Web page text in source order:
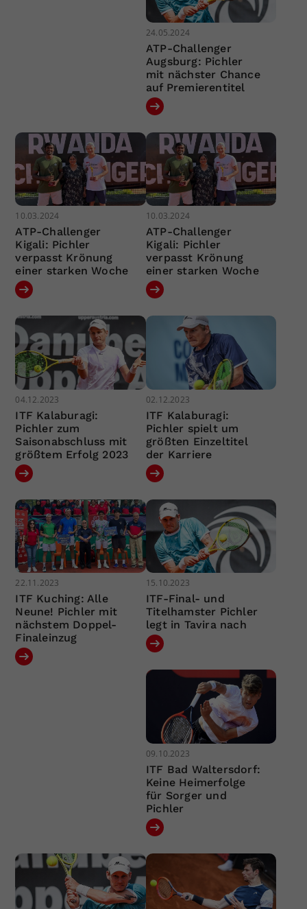
24.05.2024
ATP-Challenger
Augsburg: Pichler
mit nächster Chance
auf Premierentitel
10.03.2024
ATP-Challenger
Kigali: Pichler
verpasst Krönung
einer starken Woche
10.03.2024
ATP-Challenger
Kigali: Pichler
verpasst Krönung
einer starken Woche
04.12.2023
ITF Kalaburagi:
Pichler zum
Saisonabschluss mit
größtem Erfolg 2023
02.12.2023
ITF Kalaburagi:
Pichler spielt um
größten Einzeltitel
der Karriere
22.11.2023
ITF Kuching: Alle
Neune! Pichler mit
nächstem Doppel-
Finaleinzug
15.10.2023
ITF-Final- und
Titelhamster Pichler
legt in Tavira nach
09.10.2023
ITF Bad Waltersdorf:
Keine Heimerfolge
für Sorger und
Pichler